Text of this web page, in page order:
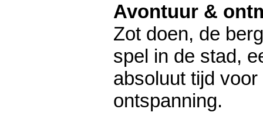
Avontuur &
Zot doen, de
spel in de stad,
absoluut tijd
ontspanning.